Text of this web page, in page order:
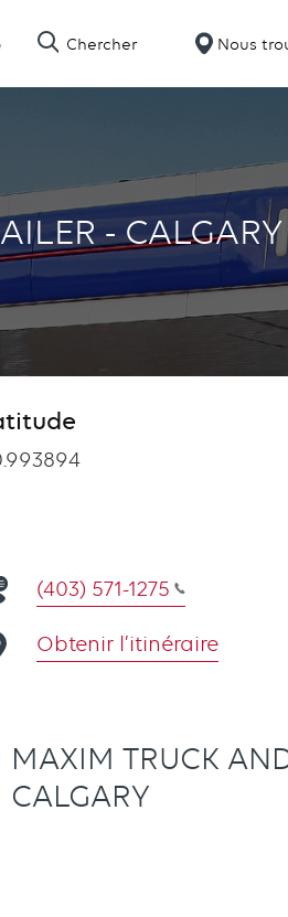
Chercher Nous
- CALGARY
(403) 571-1275
Obtenir l’itinéraire
MAXIM TRUCK
CALGARY